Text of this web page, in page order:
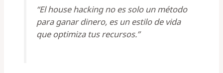
“El house hacking no es solo un método
para ganar dinero, es un estilo de vida
que optimiza tus recursos.”